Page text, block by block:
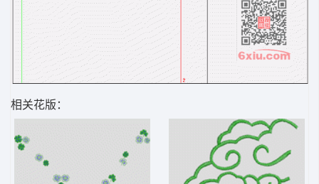
相关花版：